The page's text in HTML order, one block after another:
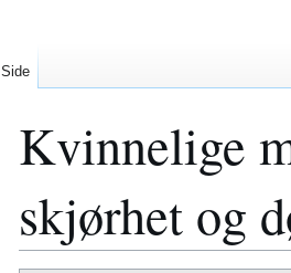
Kvinnelige
skjørhet og
Side